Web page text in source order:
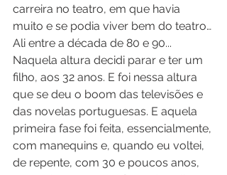
carreira no teatro, em que havia
muito e se podia viver bem do teatro…
Ali entre a década de 80 e 90...
Naquela altura decidi parar e ter um
filho, aos 32 anos. E foi nessa altura
que se deu o boom das televisões e
das novelas portuguesas. E aquela
primeira fase foi feita, essencialmente,
com manequins e, quando eu voltei,
de repente, com 30 e poucos anos,